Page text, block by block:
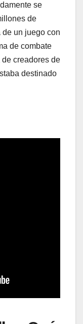
se
de
un juego con
de combate
creadores de
destinado